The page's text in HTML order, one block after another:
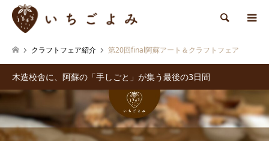
検索
クラフトフェア紹介 第20回final阿蘇アート＆クラフトフェア
木造校舎に、阿蘇の「手しごと」が集う最後の3日間